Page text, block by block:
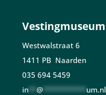
Vestingmuseum
Westwalstraat 6
1411 PB Naarden
035 694 5459
in** @*********** um.nl